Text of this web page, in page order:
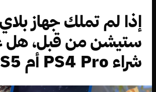
إذا لم تملك جهاز بلاي
ستيشن من قبل، هل
شراء PS4 Pro أم PS5؟